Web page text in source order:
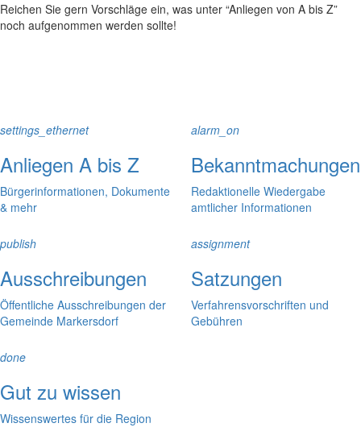
Reichen Sie gern Vorschläge ein, was unter “Anliegen von A bis Z”
noch aufgenommen werden sollte!
settings_ethernet
Anliegen A bis Z
Bürgerinformationen, Dokumente
& mehr
alarm_on
Bekanntmachungen
Redaktionelle Wiedergabe
amtlicher Informationen
publish
Ausschreibungen
Öffentliche Ausschreibungen der
Gemeinde Markersdorf
assignment
Satzungen
Verfahrensvorschriften und
Gebühren
done
Gut zu wissen
Wissenswertes für die Region